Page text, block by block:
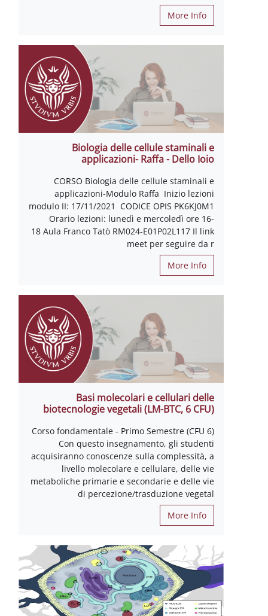
More Info
Biologia delle cellule staminali e
applicazioni- Raffa - Dello Ioio
CORSO Biologia delle cellule staminali e
applicazioni-Modulo Raffa Inizio lezioni
modulo II: 17/11/2021 CODICE OPIS PK6KJ0M1
Orario lezioni: lunedì e mercoledì ore 16-
18 Aula Franco Tatò RM024-E01P02L117 Il link
meet per seguire da r
More Info
Basi molecolari e cellulari delle
biotecnologie vegetali (LM-BTC, 6 CFU)
(6 CFU) Corso fondamentale - Primo Semestre
Con questo insegnamento, gli studenti
acquisiranno conoscenze sulla complessità, a
livello molecolare e cellulare, delle vie
metaboliche primarie e secondarie e delle vie
di percezione/trasduzione vegetal
More Info